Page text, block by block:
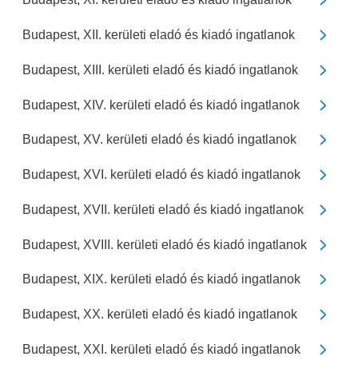
Budapest, XII. kerületi eladó és kiadó ingatlanok
Budapest, XIII. kerületi eladó és kiadó ingatlanok
Budapest, XIV. kerületi eladó és kiadó ingatlanok
Budapest, XV. kerületi eladó és kiadó ingatlanok
Budapest, XVI. kerületi eladó és kiadó ingatlanok
Budapest, XVII. kerületi eladó és kiadó ingatlanok
Budapest, XVIII. kerületi eladó és kiadó ingatlanok
Budapest, XIX. kerületi eladó és kiadó ingatlanok
Budapest, XX. kerületi eladó és kiadó ingatlanok
Budapest, XXI. kerületi eladó és kiadó ingatlanok